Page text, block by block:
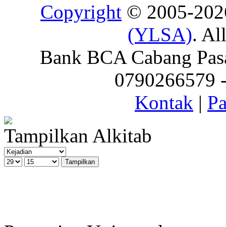
Copyright © 2005-
(YLSA).
Bank BCA Cabang
0790266579
Kontak |
Tampilkan Alkitab